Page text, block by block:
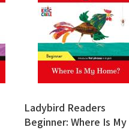
Ladybird Readers
Beginner: Where Is My